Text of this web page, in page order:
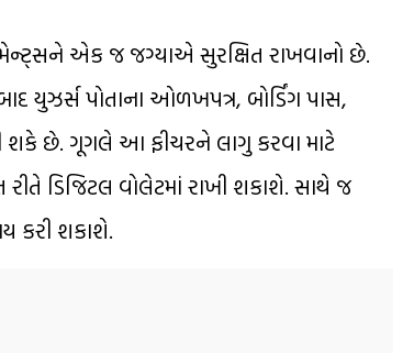
એક જ જગ્યાએ સુરક્ષિત રાખવાનો છે.
યુઝર્સ પોતાના ઓળખપત્ર, બોર્ડિંગ પાસ,
શકે છે. ગૂગલે આ ફીચરને લાગુ કરવા માટે
ડિજિટલ વોલેટમાં રાખી શકાશે. સાથે જ
શકાશે.